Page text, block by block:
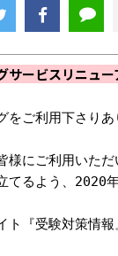
サービスリニュ
をご利用下さりあ
様にご利用いた
てるよう、2020
ト『受験対策情